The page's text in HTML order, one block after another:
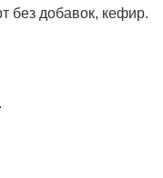
без добавок, кефир.